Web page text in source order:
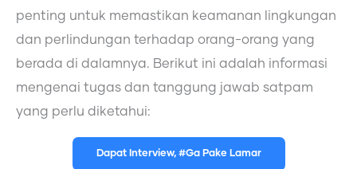
penting untuk memastikan keamanan lingkungan
dan perlindungan terhadap orang-orang yang
berada di dalamnya. Berikut ini adalah informasi
mengenai tugas dan tanggung jawab satpam
yang perlu diketahui:
Dapat Interview, #Ga Pake Lamar